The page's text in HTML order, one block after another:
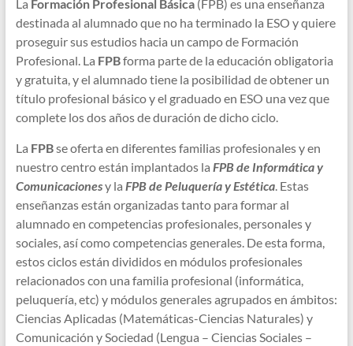
La Formación Profesional Básica(FPB) es una enseñanza
destinada al alumnado que no ha terminado la ESO y quiere
proseguir sus estudios hacia un campo de Formación
Profesional. La FPBforma parte de la educación obligatoria
y gratuita, y el alumnado tiene la posibilidad de obtener un
título profesional básico y el graduado en ESO una vez que
complete los dos años de duración de dicho ciclo.
La FPBse oferta en diferentes familias profesionales y en
nuestro centro están implantados la FPB de Informática y
Comunicacionesy la FPB de Peluquería y Estética. Estas
enseñanzas están organizadas tanto para formar al
alumnado en competencias profesionales, personales y
sociales, así como competencias generales. De esta forma,
estos ciclos están divididos en módulos profesionales
relacionados con una familia profesional (informática,
peluquería, etc) y módulos generales agrupados en ámbitos:
Ciencias Aplicadas (Matemáticas-Ciencias Naturales) y
Comunicación y Sociedad (Lengua – Ciencias Sociales –